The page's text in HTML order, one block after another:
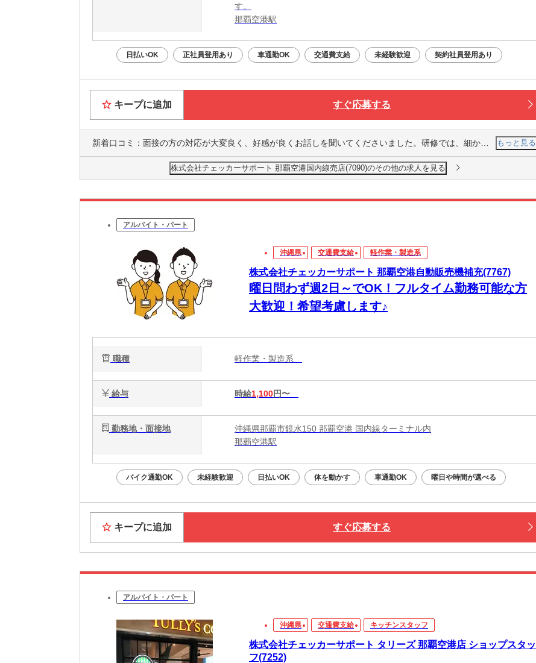
す。
那覇空港駅
日払いOK 正社員登用あり 車通勤OK 交通費支給 未経験歓迎 契約社員登用あり
キープに追加 すぐ応募する
新着口コミ： 面接の方の対応が大変良く、好感が良くお話しを聞いてくださいました。研修では、細かな接客対応から教えくださり、お仕事での心得から、マナーを、親切丁寧の指導してくれます。清潔で、温かい雰囲気なオフィスです。スタッフは最高に対応良く自然に笑顔になれます。面接の時、冷たい飲み物も配慮していただき感謝ています。この会社に貢献したいとの思いになれます。頑張ってお客様に 喜んでいたけるよう勤めたいと思いました。 もっと見る
株式会社チェッカーサポート 那覇空港国内線売店(7090)のその他の求人を見る
アルバイト・パート
沖縄県 交通費支給 軽作業・製造系
株式会社チェッカーサポート 那覇空港自動販売機補充(7767)
曜日問わず週2日～でOK！フルタイム勤務可能な方
大歓迎！希望考慮します♪
職種 軽作業・製造系
給与 時給1,100円〜
勤務地・面接地
沖縄県那覇市鏡水150 那覇空港 国内線ターミナル内
那覇空港駅
バイク通勤OK 未経験歓迎 日払いOK 体を動かす 車通勤OK 曜日や時間が選べる
キープに追加 すぐ応募する
アルバイト・パート
沖縄県 交通費支給 キッチンスタッフ
株式会社チェッカーサポート タリーズ 那覇空港店 ショップスタッ
フ(7252)